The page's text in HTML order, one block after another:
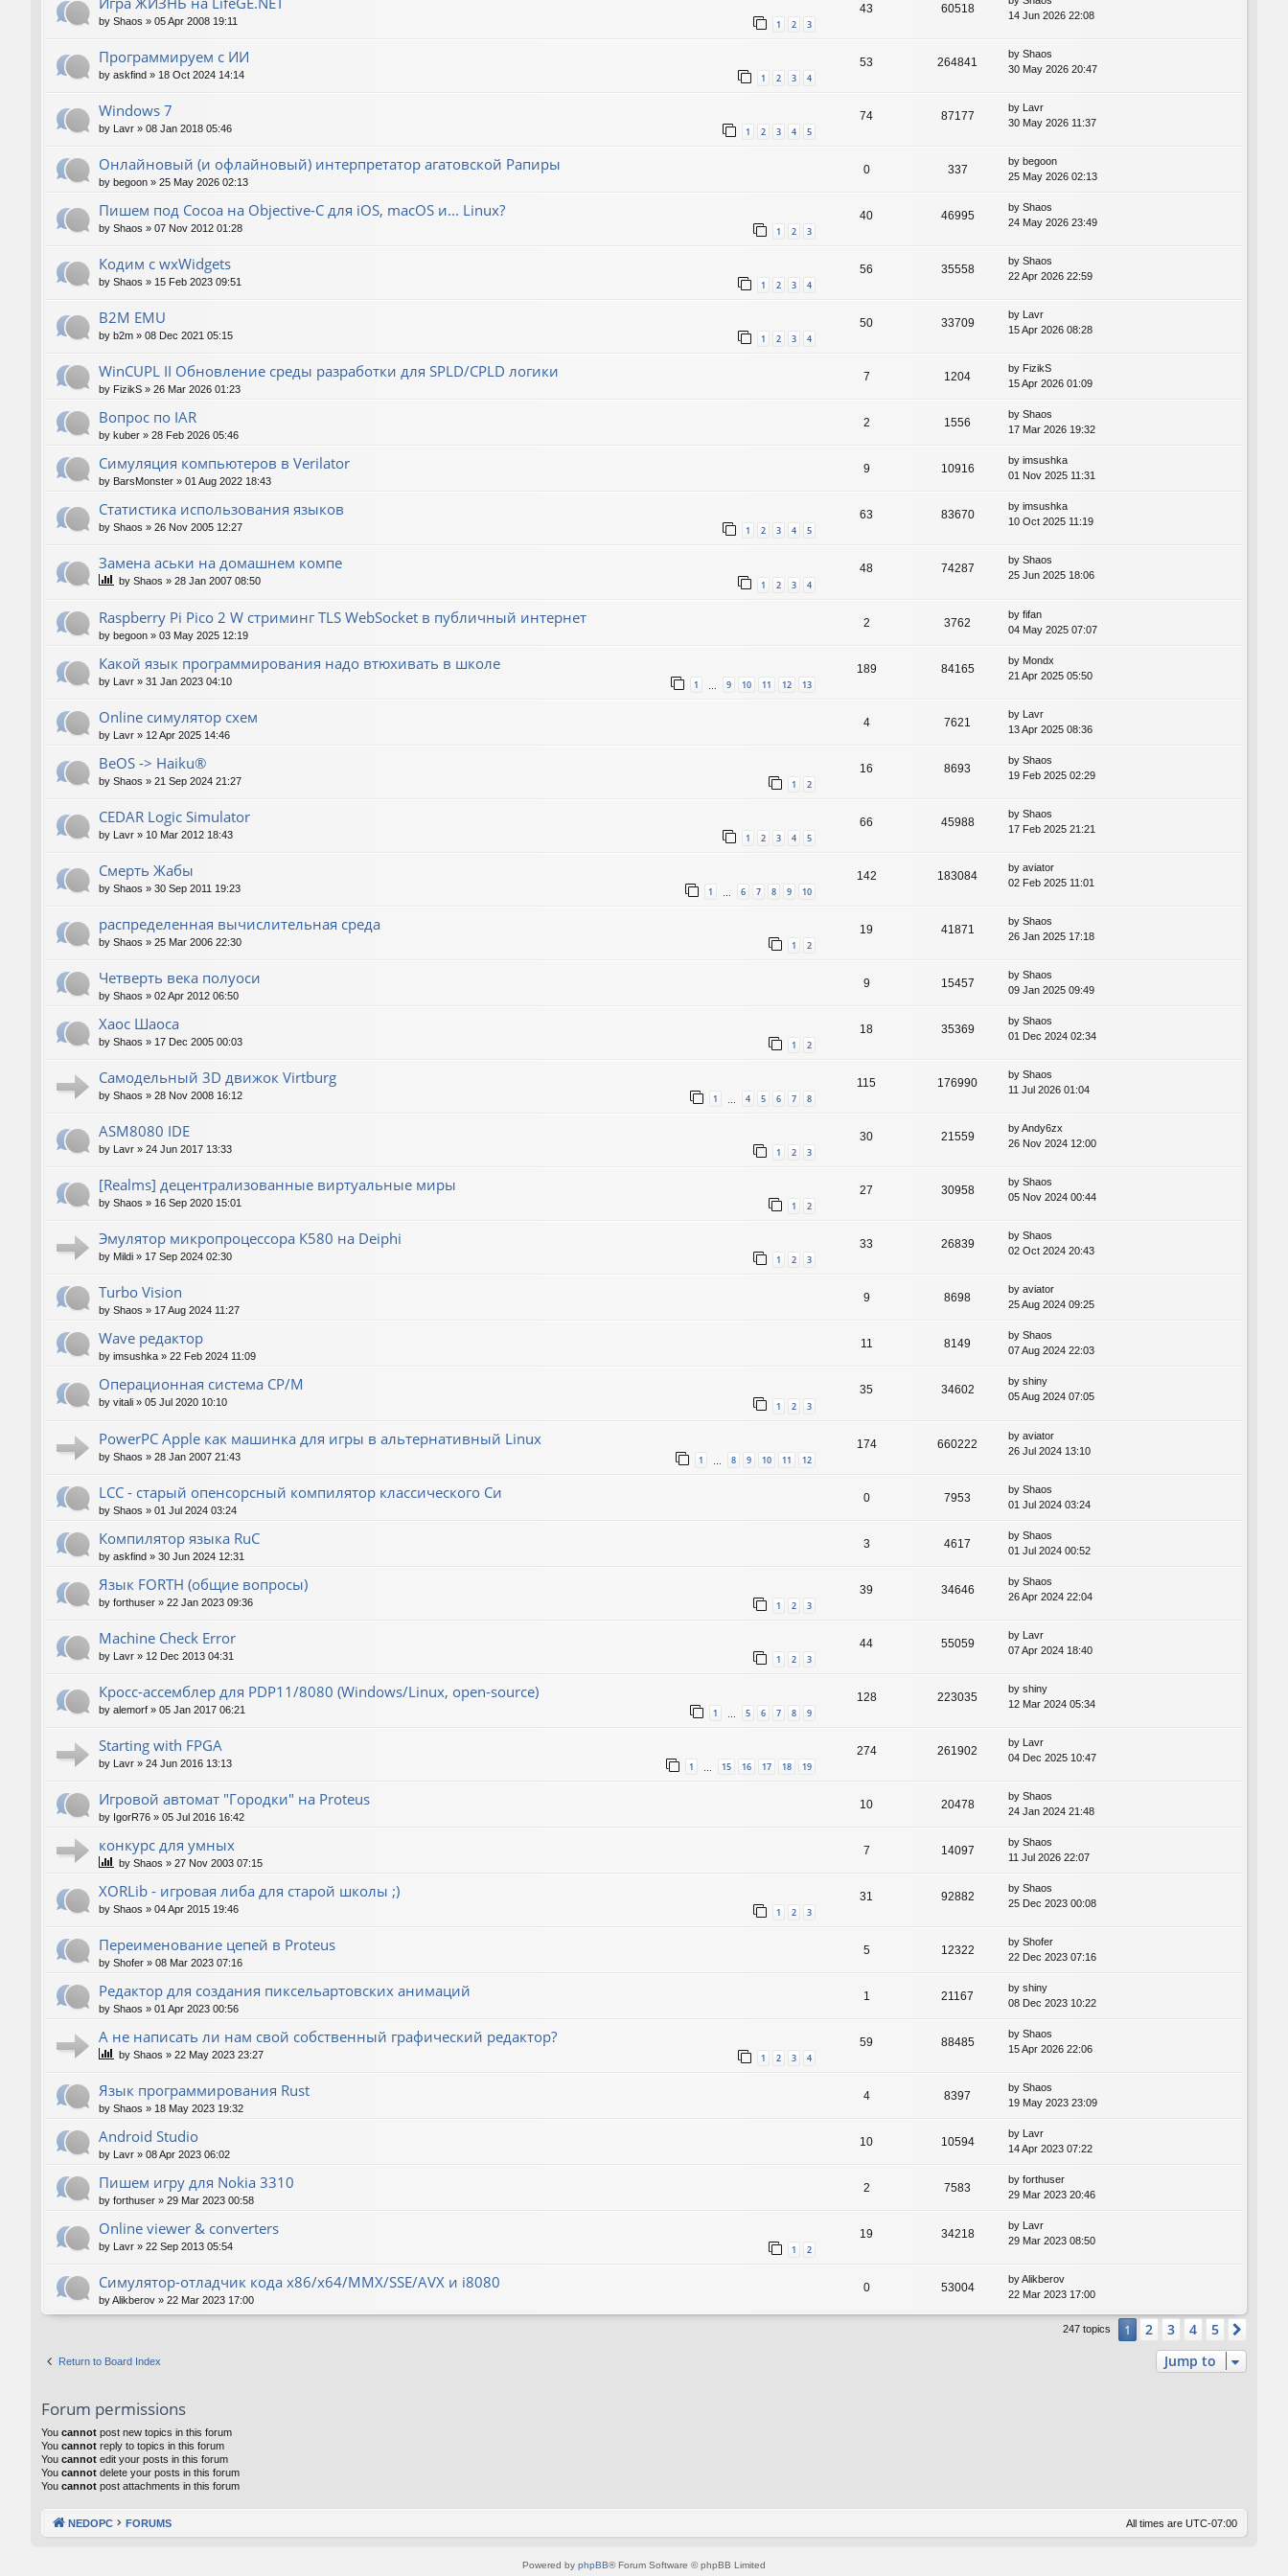
by Shaos » 05 Apr 2008 19:11 1 2 3
43 60518
14 Jun 2026 22:08
Программируем с ИИ
by askfind » 18 Oct 2024 14:14 1 2 3 4
53 264841
by Shaos
30 May 2026 20:47
Windows 7
by Lavr » 08 Jan 2018 05:46 1 2 3 4 5
74 87177
by Lavr
30 May 2026 11:37
Онлайновый (и офлайновый) интерпретатор агатовской Рапиры
by begoon » 25 May 2026 02:13
0 337
by begoon
25 May 2026 02:13
Пишем под Cocoa на Objective-C для iOS, macOS и... Linux?
by Shaos » 07 Nov 2012 01:28 1 2 3
40 46995
by Shaos
24 May 2026 23:49
Кодим с wxWidgets
by Shaos » 15 Feb 2023 09:51 1 2 3 4
56 35558
by Shaos
22 Apr 2026 22:59
B2M EMU
by b2m » 08 Dec 2021 05:15 1 2 3 4
50 33709
by
Lavr
15 Apr 2026 08:28
WinCUPL II Обновление среды разработки для SPLD/CPLD логики
by FizikS » 26 Mar 2026 01:23
7 1204
by FizikS
15 Apr 2026 01:09
Вопрос по IAR
by kuber » 28 Feb 2026 05:46
2 1556
by Shaos
17 Mar 2026 19:32
Симуляция компьютеров в Verilator
by BarsMonster » 01 Aug 2022 18:43
9 10916
by imsushka
01 Nov 2025 11:31
Статистика использования языков
by Shaos » 26 Nov 2005 12:27 1 2 3 4 5
63 83670
by imsushka
10 Oct 2025 11:19
Замена аськи на домашнем компе
by Shaos » 28 Jan 2007 08:50 1 2 3 4
48 74287
by Shaos
25 Jun 2025 18:06
Raspberry Pi Pico 2 W стриминг TLS WebSocket в публичный интернет
by begoon » 03 May 2025 12:19
2 3762
by fifan
04 May 2025 07:07
Какой язык программирования надо втюхивать в школе
by Lavr » 31 Jan 2023 04:10 1 9 10 11 12 13
189 84165
by Mondx
21 Apr 2025 05:50
Online симулятор схем
by Lavr » 12 Apr 2025 14:46
4 7621
by Lavr
13 Apr 2025 08:36
BeOS -> Haiku®
by Shaos » 21 Sep 2024 21:27 1 2
16 8693
by Shaos
19 Feb 2025 02:29
CEDAR Logic Simulator
by Lavr » 10 Mar 2012 18:43 1 2 3 4 5
66 45988
by Shaos
17 Feb 2025 21:21
Смерть Жабы
by Shaos » 30 Sep 2011 19:23 1 6 7 8 9 10
142 183084
by aviator
02 Feb 2025 11:01
распределенная вычислительная среда
by Shaos » 25 Mar 2006 22:30 1 2
19 41871
by Shaos
26 Jan 2025 17:18
Четверть века полуоси
by Shaos » 02 Apr 2012 06:50
9 15457
by Shaos
09 Jan 2025 09:49
Хаос Шаоса
by Shaos » 17 Dec 2005 00:03 1 2
18 35369
by Shaos
01 Dec 2024 02:34
Самодельный 3D движок Virtburg
by Shaos » 28 Nov 2008 16:12 1 … 4 5 6 7 8
115 176990
by Shaos
11 Jul 2026 01:04
ASM8080 IDE
by Lavr » 24 Jun 2017 13:33 1 2 3
30 21559
byAndy6zx
26 Nov 2024 12:00
[Realms] децентрализованные виртуальные миры
by Shaos » 16 Sep 2020 15:01 1 2
27 30958
by Shaos
05 Nov 2024 00:44
Эмулятор микропроцессора К580 на Deiphi
by Mildi » 17 Sep 2024 02:30 1 2 3
33 26839
by Shaos
02 Oct 2024 20:43
Turbo Vision
by Shaos » 17 Aug 2024 11:27
9 8698
by aviator
25 Aug 2024 09:25
Wave редактор
by imsushka » 22 Feb 2024 11:09
11 8149
by Shaos
07 Aug 2024 22:03
Операционная система CP/M
by vitali » 05 Jul 2020 10:10 1 2 3
35 34602
by shiny
05 Aug 2024 07:05
PowerPC Apple как машинка для игры в альтернативный Linux
by Shaos » 28 Jan 2007 21:43 1 8 9 10 11 12
174 660222
by aviator
26 Jul 2024 13:10
LCC - старый опенсорсный компилятор классического Си
by Shaos » 01 Jul 2024 03:24
0 7953
by Shaos
01 Jul 2024 03:24
Компилятор языка RuC
by askfind » 30 Jun 2024 12:31
3 4617
by Shaos
01 Jul 2024 00:52
Язык FORTH (общие вопросы)
by forthuser » 22 Jan 2023 09:36 1 2 3
39 34646
by Shaos
26 Apr 2024 22:04
Machine Check Error
by Lavr » 12 Dec 2013 04:31 1 2 3
44 55059
by Lavr
07 Apr 2024 18:40
Кросс-ассемблер для PDP11/8080 (Windows/Linux, open-source)
by alemorf » 05 Jan 2017 06:21 1 5 6 7 8 9
128 223035
by shiny
12 Mar 2024 05:34
Starting with FPGA
by Lavr » 24 Jun 2016 13:13 1 … 15 16 17 18 19
274 261902
by Lavr
04 Dec 2025 10:47
Игровой автомат "Городки" на Proteus
by IgorR76 » 05 Jul 2016 16:42
10 20478
by Shaos
24 Jan 2024 21:48
конкурс для умных
by Shaos » 27 Nov 2003 07:15
7 14097
by Shaos
11 Jul 2026 22:07
XORLib - игровая либа для старой школы ;)
by Shaos » 04 Apr 2015 19:46 1 2 3
31 92882
by Shaos
25 Dec 2023 00:08
Переименование цепей в Proteus
by Shofer » 08 Mar 2023 07:16
5 12322
by Shofer
22 Dec 2023 07:16
Редактор для создания пиксельартовских анимаций
by Shaos » 01 Apr 2023 00:56
1 21167
by shiny
08 Dec 2023 10:22
А не написать ли нам свой собственный графический редактор?
by Shaos » 22 May 2023 23:27 1 2 3 4
59 88485
by Shaos
15 Apr 2026 22:06
Язык программирования Rust
by Shaos » 18 May 2023 19:32
4 8397
by Shaos
19 May 2023 23:09
Android Studio
by Lavr » 08 Apr 2023 06:02
10 10594
by
Lavr
14 Apr 2023 07:22
Пишем игру для Nokia 3310
by forthuser » 29 Mar 2023 00:58
2 7583
by forthuser
29 Mar 2023 20:46
Online viewer & converters
by Lavr » 22 Sep 2013 05:54 1 2
19 34218
by
Lavr
29 Mar 2023 08:50
Симулятор-отладчик кода x86/x64/MMX/SSE/AVX и i8080
byAlikberov » 22 Mar 2023 17:00
0 53004
byAlikberov
22 Mar 2023 17:00
247 topics 1 2 3 4 5
Return to Board Index Jump to
Forum permissions
You cannot post new topics in this forum
You cannot reply to topics in this forum
You cannot edit your posts in this forum
You cannot delete your posts in this forum
You cannot post attachments in this forum
NEDOPC FORUMS All times are UTC-07:00
Powered by phpBB® Forum Software © phpBB Limited